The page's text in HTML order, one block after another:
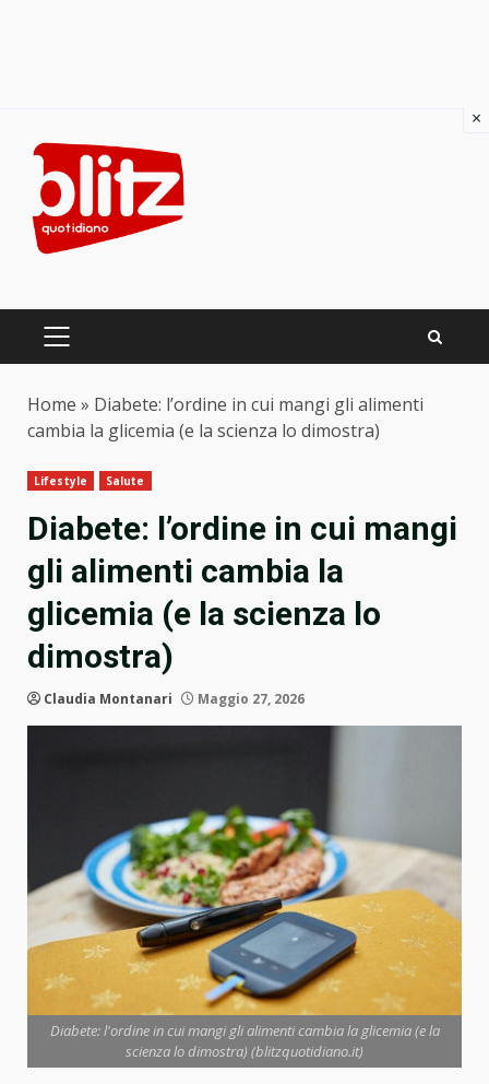
content
PRIMARY
Home » Diabete: l’ordine in cui mangi gli alimenti
cambia la glicemia (e la scienza lo dimostra)
Lifestyle Salute
Diabete: l’ordine in cui mangi
gli alimenti cambia la
glicemia (e la scienza lo
dimostra)
Claudia Montanari Maggio 27, 2026
Diabete: l'ordine in cui mangi gli alimenti cambia la glicemia (e la
scienza lo dimostra) (blitzquotidiano.it)
×